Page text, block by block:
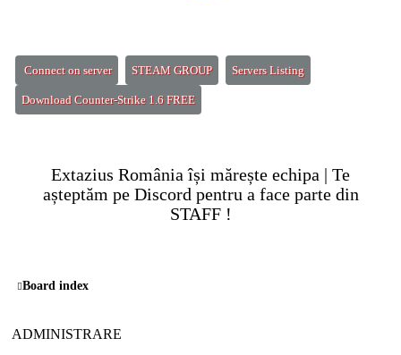
Connect on server(Opens a new tab)
STEAM GROUP(Opens a new tab)
Servers Listing(Opens a new tab)
Download Counter-Strike 1.6 FREE(Opens a new tab)
Extazius România își mărește echipa | Te
așteptăm pe Discord pentru a face parte din
STAFF !
Board index
ADMINISTRARE